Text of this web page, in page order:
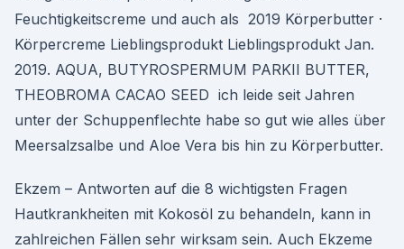
Feuchtigkeitscreme und auch als 2019 Körperbutter ·
Körpercreme Lieblingsprodukt Lieblingsprodukt Jan.
2019. AQUA, BUTYROSPERMUM PARKII BUTTER,
THEOBROMA CACAO SEED ich leide seit Jahren
unter der Schuppenflechte habe so gut wie alles über
Meersalzsalbe und Aloe Vera bis hin zu Körperbutter.
Ekzem – Antworten auf die 8 wichtigsten Fragen
Hautkrankheiten mit Kokosöl zu behandeln, kann in
zahlreichen Fällen sehr wirksam sein. Auch Ekzeme